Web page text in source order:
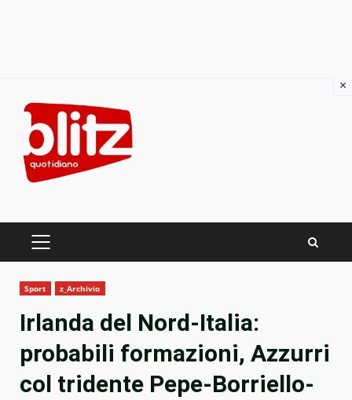
content
PRIMARY
Sport z_Archivio
Irlanda del Nord-Italia:
probabili formazioni, Azzurri
col tridente Pepe-Borriello-
×